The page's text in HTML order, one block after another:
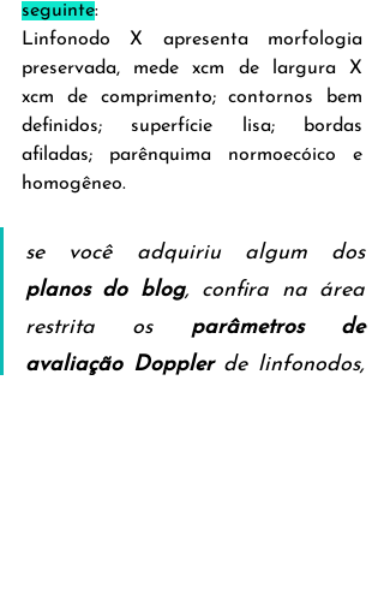
seguinte:
Linfonodo X apresenta morfologia
preservada, mede xcm de largura X
xcm de comprimento; contornos bem
definidos; superfície lisa; bordas
afiladas; parênquima normoecóico e
homogêneo.
se você adquiriu algum dos
planos do blog, confira na área
restrita os parâmetros de
avaliação Doppler de linfonodos,